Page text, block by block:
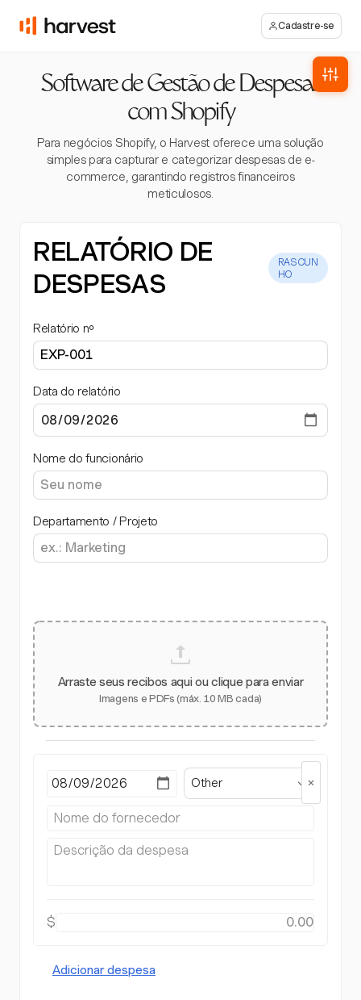
Cadastre-se
Software de Gestão de Despesas
com Shopify
Para negócios Shopify, o Harvest oferece uma solução
simples para capturar e categorizar despesas de e-
commerce, garantindo registros financeiros
meticulosos.
RELATÓRIO DE
DESPESAS
RASCUN
HO
Relatório nº
Data do relatório
Nome do funcionário
Departamento / Projeto
Arraste seus recibos aqui ou clique para enviar
Imagens e PDFs (máx. 10 MB cada)
Other
$
Adicionar despesa